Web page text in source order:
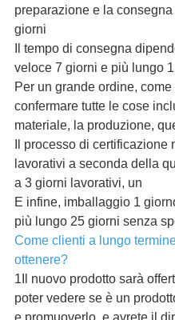
preparazione e la
giorni
Il tempo di consegna
veloce 7 giorni e più lungo
Per un grande ordine,
confermare tutte le cose
materiale, la produzione,
Il processo di
lavorativi a seconda della
a 3 giorni lavorativi, un
E infine, imballaggio 1
più lungo 25 giorni senza
Come clienti a lungo
ottenere?
1Il nuovo prodotto sarà
poter vedere se è un
e promuoverlo, e avrete il